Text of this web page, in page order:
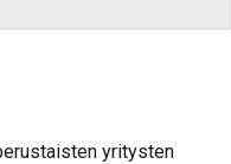
yritysten